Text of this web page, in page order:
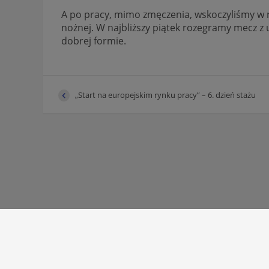
A po pracy, mimo zmęczenia, wskoczyliśmy
nożnej. W najbliższy piątek rozegramy mecz
dobrej formie.
„Start na europejskim rynku pracy” – 6. dzień stażu